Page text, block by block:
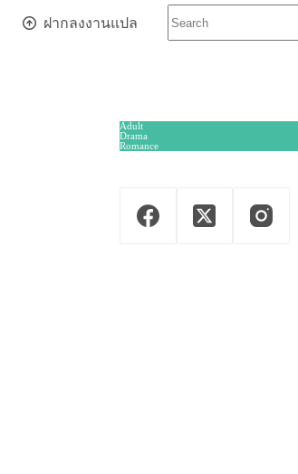
ฝากลงงานแปล
Adult
Drama
Romance